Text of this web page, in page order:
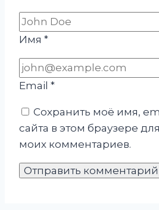
Имя *
Email *
Сохранить моё имя,
сайта в этом браузере
моих комментариев.